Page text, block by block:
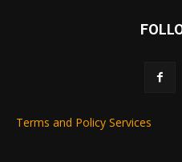
Terms and Policy Services